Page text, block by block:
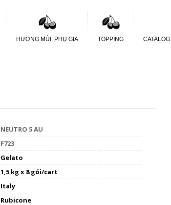
HƯƠNG MÙI, PHỤ GIA TOPPING CATALOG
NEUTRO 5 AU
F723
Gelato
1,5 kg x 8 gói/cart
Italy
Rubicone